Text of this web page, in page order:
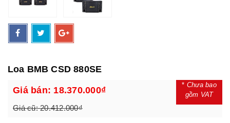
Loa BMB CSD 880SE
Giá bán: 18.370.000₫
Giá cũ:20.412.000₫
* Chưa bao
gồm VAT